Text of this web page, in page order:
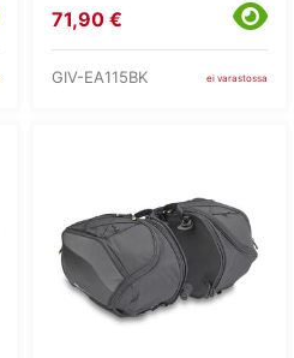
71,90 €
GIV-EA115BK ei varastossa